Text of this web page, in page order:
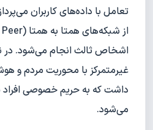
تعامل با داده‌های کاربران
اشخاص ثالث انجام می‌شود. در
غیرمتمرکز با محوریت مردم و
داشت که به حریم خصوصی افراد
می‌شود.